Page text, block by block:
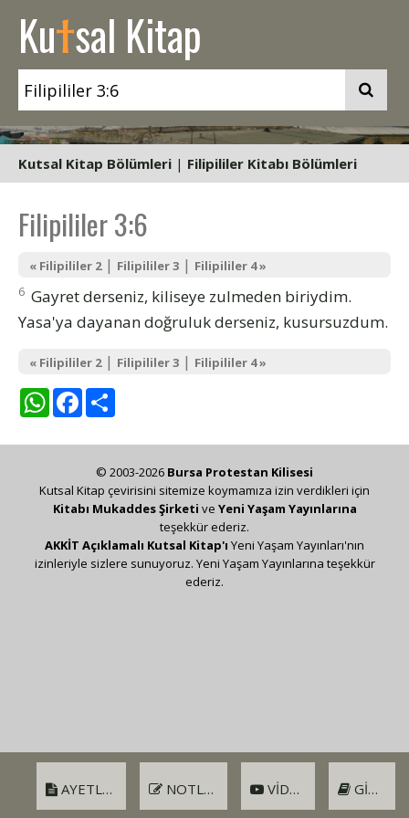
Kutsal Kitap
Kutsal Kitap Bölümleri | Filipililer Kitabı Bölümleri
Filipililer 3:6
« Filipililer 2| Filipililer 3 | Filipililer 4 »
6 Gayret derseniz, kiliseye zulmeden biriydim.
Yasa'ya dayanan doğruluk derseniz, kusursuzdum.
« Filipililer 2| Filipililer 3 | Filipililer 4 »
WhatsAppFacebook
AYETLER NOTLAR VIDEO GIRIŞ
© 2003-2026 Bursa Protestan Kilisesi
Kutsal Kitap çevirisini sitemize koymamıza izin verdikleri için
Kitabı Mukaddes Şirketi ve Yeni Yaşam Yayınlarına
teşekkür ederiz.
AKKİT Açıklamalı Kutsal Kitap'ı Yeni Yaşam Yayınları'nın
izinleriyle sizlere sunuyoruz. Yeni Yaşam Yayınlarına teşekkür
ederiz.